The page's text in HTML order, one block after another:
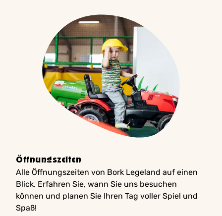
Öffnungszeiten
Alle Öffnungszeiten von Bork Legeland auf einen
Blick. Erfahren Sie, wann Sie uns besuchen
können und planen Sie Ihren Tag voller Spiel und
Spaß!